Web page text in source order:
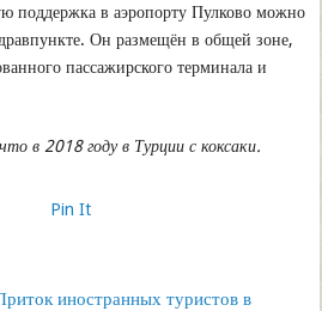
поддержка в аэропорту Пулково можно
Он размещён в общей зоне,
пассажирского терминала и
в 2018 году в Турции с коксаки.
Pin It
иностранных туристов в